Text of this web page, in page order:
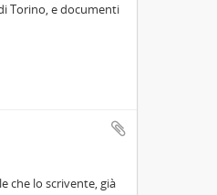
Torino, e documenti
che lo scrivente, già